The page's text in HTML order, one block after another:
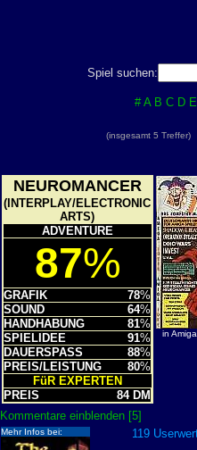
Spiel suchen:
# A B C D E
(insgesamt 5
NEUROMANCER
(INTERPLAY/ELECTRONIC
ARTS)
ADVENTURE
87%
GRAFIK 78%
SOUND
64%
HANDHABUNG
81%
SPIELIDEE
91%
DAUERSPASS
88%
PREIS/LEISTUNG
80%
FüR EXPERTEN
PREIS
84 DM
in
Kommentare einblenden [5]
Mehr Infos bei: 119